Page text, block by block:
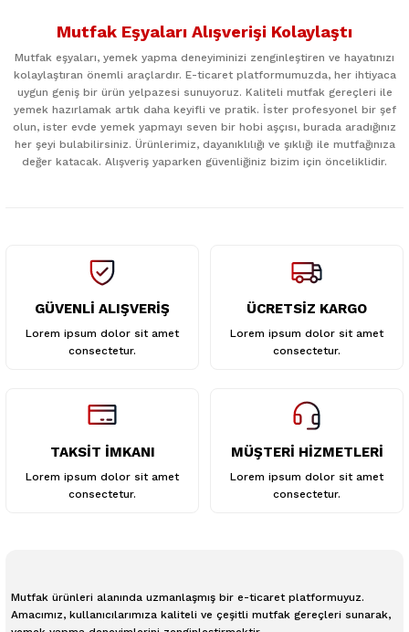
kullanarak tarafımıza iletebilirsiniz.
Ürün resmi kalitesiz, bozuk veya görüntülenemiyor.
Ürün açıklamasında eksik bilgiler bulunuyor.
Ürün bilgilerinde hatalar bulunuyor.
Ürün fiyatı diğer sitelerden daha pahalı.
Mutfak Eşyaları Alışverişi Kolaylaştı
Mutfak eşyaları, yemek yapma deneyiminizi zenginleştiren ve hayatınızı
kolaylaştıran önemli araçlardır. E-ticaret platformumuzda, her ihtiyaca
uygun geniş bir ürün yelpazesi sunuyoruz. Kaliteli mutfak gereçleri ile
yemek hazırlamak artık daha keyifli ve pratik. İster profesyonel bir şef
olun, ister evde yemek yapmayı seven bir hobi aşçısı, burada aradığınız
her şeyi bulabilirsiniz. Ürünlerimiz, dayanıklılığı ve şıklığı ile mutfağınıza
değer katacak. Alışveriş yaparken güvenliğiniz bizim için önceliklidir.
GÜVENLİ ALIŞVERİŞ
Lorem ipsum dolor sit amet
consectetur.
ÜCRETSİZ KARGO
Lorem ipsum dolor sit amet
consectetur.
TAKSİT İMKANI
Lorem ipsum dolor sit amet
consectetur.
MÜŞTERİ HİZMETLERİ
Lorem ipsum dolor sit amet
consectetur.
Mutfak ürünleri alanında uzmanlaşmış bir e-ticaret platformuyuz.
Amacımız, kullanıcılarımıza kaliteli ve çeşitli mutfak gereçleri sunarak,